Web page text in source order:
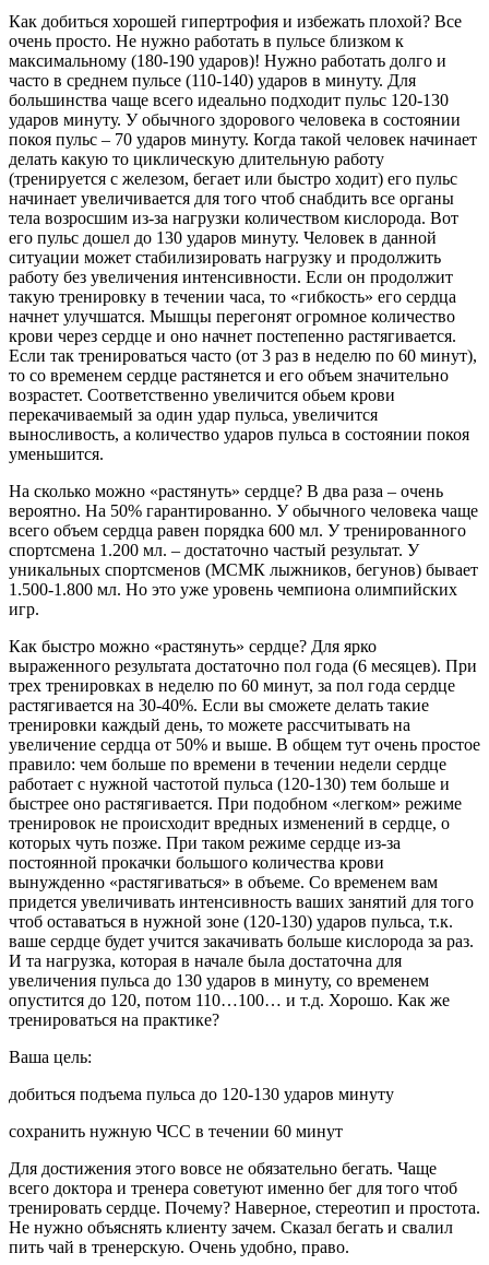
Как добиться хорошей гипертрофия и избежать плохой? Все
очень просто. Не нужно работать в пульсе близком к
максимальному (180-190 ударов)! Нужно работать долго и
часто в среднем пульсе (110-140) ударов в минуту. Для
большинства чаще всего идеально подходит пульс 120-130
ударов минуту. У обычного здорового человека в состоянии
покоя пульс – 70 ударов минуту. Когда такой человек начинает
делать какую то циклическую длительную работу
(тренируется с железом, бегает или быстро ходит) его пульс
начинает увеличивается для того чтоб снабдить все органы
тела возросшим из-за нагрузки количеством кислорода. Вот
его пульс дошел до 130 ударов минуту. Человек в данной
ситуации может стабилизировать нагрузку и продолжить
работу без увеличения интенсивности. Если он продолжит
такую тренировку в течении часа, то «гибкость» его сердца
начнет улучшатся. Мышцы перегонят огромное количество
крови через сердце и оно начнет постепенно растягивается.
Если так тренироваться часто (от 3 раз в неделю по 60 минут),
то со временем сердце растянется и его объем значительно
возрастет. Соответственно увеличится обьем крови
перекачиваемый за один удар пульса, увеличится
выносливость, а количество ударов пульса в состоянии покоя
уменьшится.
На сколько можно «растянуть» сердце? В два раза – очень
вероятно. На 50% гарантированно. У обычного человека чаще
всего объем сердца равен порядка 600 мл. У тренированного
спортсмена 1.200 мл. – достаточно частый результат. У
уникальных спортсменов (МСМК лыжников, бегунов) бывает
1.500-1.800 мл. Но это уже уровень чемпиона олимпийских
игр.
Как быстро можно «растянуть» сердце? Для ярко
выраженного результата достаточно пол года (6 месяцев). При
трех тренировках в неделю по 60 минут, за пол года сердце
растягивается на 30-40%. Если вы сможете делать такие
тренировки каждый день, то можете рассчитывать на
увеличение сердца от 50% и выше. В общем тут очень простое
правило: чем больше по времени в течении недели сердце
работает с нужной частотой пульса (120-130) тем больше и
быстрее оно растягивается. При подобном «легком» режиме
тренировок не происходит вредных изменений в сердце, о
которых чуть позже. При таком режиме сердце из-за
постоянной прокачки большого количества крови
вынужденно «растягиваться» в объеме. Со временем вам
придется увеличивать интенсивность ваших занятий для того
чтоб оставаться в нужной зоне (120-130) ударов пульса, т.к.
ваше сердце будет учится закачивать больше кислорода за раз.
И та нагрузка, которая в начале была достаточна для
увеличения пульса до 130 ударов в минуту, со временем
опустится до 120, потом 110…100… и т.д. Хорошо. Как же
тренироваться на практике?
Ваша цель:
добиться подъема пульса до 120-130 ударов минуту
сохранить нужную ЧСС в течении 60 минут
Для достижения этого вовсе не обязательно бегать. Чаще
всего доктора и тренера советуют именно бег для того чтоб
тренировать сердце. Почему? Наверное, стереотип и простота.
Не нужно объяснять клиенту зачем. Сказал бегать и свалил
пить чай в тренерскую. Очень удобно, право.